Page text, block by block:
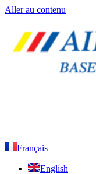
Aller au contenu
Français
English